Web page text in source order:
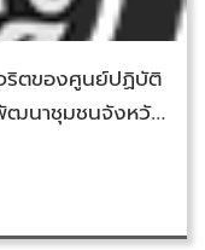
ริตของศูนย์ปฏิบัติ
ฒนาชุมชนจังหวัด